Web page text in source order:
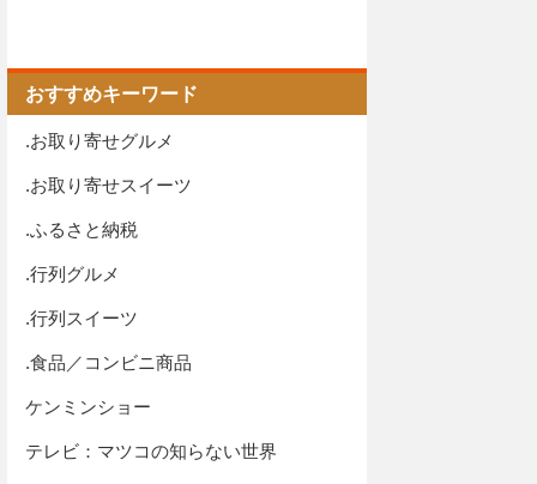
おすすめキーワード
.お取り寄せグルメ
.お取り寄せスイーツ
.ふるさと納税
.行列グルメ
.行列スイーツ
.食品／コンビニ商品
ケンミンショー
テレビ：マツコの知らない世界